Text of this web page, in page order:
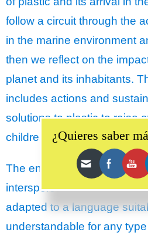
follow a circuit through the
in the marine environment
then we reflect on the
planet and its inhabitants.
includes actions and
solutions to plastic to raise
children.
The entire exhibition has
intersperse interactivity and
adapted to a language
understandable for any
¿Quieres saber
Set Youtube Channel ID